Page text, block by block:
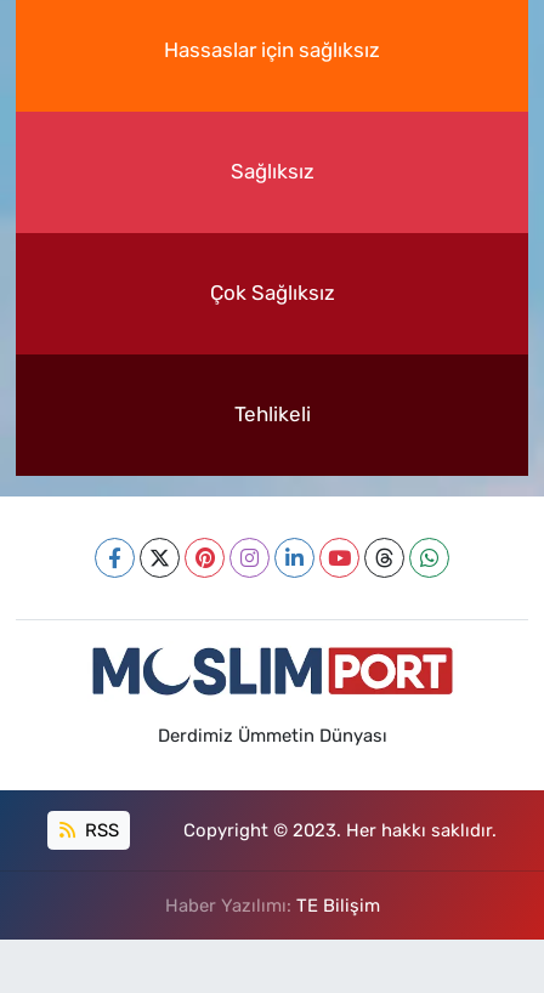
Hassaslar için sağlıksız
Sağlıksız
Çok Sağlıksız
Tehlikeli
Derdimiz Ümmetin Dünyası
RSS Copyright © 2023. Her hakkı saklıdır.
Haber Yazılımı: TE Bilişim